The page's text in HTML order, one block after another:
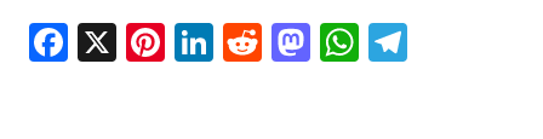
Facebook
X Pinterest
LinkedIn
Reddit
Mastodon